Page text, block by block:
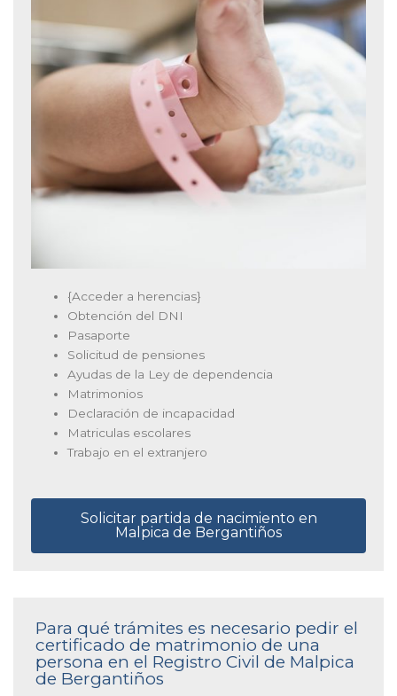
{Acceder a herencias}
Obtención del DNI
Pasaporte
Solicitud de pensiones
Ayudas de la Ley de dependencia
Matrimonios
Declaración de incapacidad
Matriculas escolares
Trabajo en el extranjero
Solicitar partida de nacimiento en
Malpica de Bergantiños
Para qué trámites es necesario pedir el
certificado de matrimonio de una
persona en el Registro Civil de Malpica
de Bergantiños